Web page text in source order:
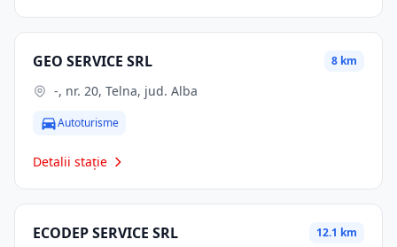
GEO SERVICE SRL 8 km
-, nr. 20, Telna, jud. Alba
Autoturisme
Detalii stație
ECODEP SERVICE SRL 12.1 km